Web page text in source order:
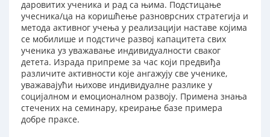
даровитих ученика и рад са њима. Подстицање
учесника/ца на коришћење разноврсних стратегија и
метода активног учења у реализацији наставе којима
се мобилише и подстиче развој капацитета свих
ученика уз уважавање индивидуалности сваког
детета. Израда припреме за час који предвиђа
различите активности које ангажују све ученике,
уважавајући њихове индивидуалне разлике у
социјалном и емоционалном развоју. Примена знања
стечених на семинару, креирање базе примера
добре праксе.